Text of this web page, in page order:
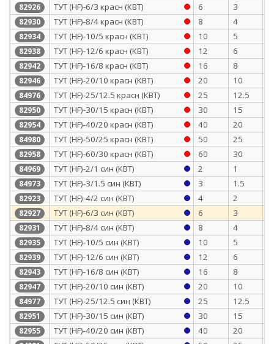
82926 ТУТ (HF)-6/3 красн (КВТ) 6 3
82930 ТУТ (HF)-8/4 красн (КВТ) 8 4
82934 ТУТ (HF)-10/5 красн (КВТ) 10 5
82938 ТУТ (HF)-12/6 красн (КВТ) 12 6
82942 ТУТ (HF)-16/8 красн (КВТ) 16 8
82946 ТУТ (HF)-20/10 красн (КВТ) 20 10
84976 ТУТ (HF)-25/12.5 красн (КВТ) 25 12.5
82950 ТУТ (HF)-30/15 красн (КВТ) 30 15
82954 ТУТ (HF)-40/20 красн (КВТ) 40 20
84980 ТУТ (HF)-50/25 красн (КВТ) 50 25
82958 ТУТ (HF)-60/30 красн (КВТ) 60 30
84969 ТУТ (HF)-2/1 син (КВТ) 2 1
84973 ТУТ (HF)-3/1.5 син (КВТ) 3 1.5
82923 ТУТ (HF)-4/2 син (КВТ) 4 2
82927 ТУТ (HF)-6/3 син (КВТ) 6 3
82931 ТУТ (HF)-8/4 син (КВТ) 8 4
82935 ТУТ (HF)-10/5 син (КВТ) 10 5
82939 ТУТ (HF)-12/6 син (КВТ) 12 6
82943 ТУТ (HF)-16/8 син (КВТ) 16 8
82947 ТУТ (HF)-20/10 син (КВТ) 20 10
84977 ТУТ (HF)-25/12.5 син (КВТ) 25 12.5
82951 ТУТ (HF)-30/15 син (КВТ) 30 15
82955 ТУТ (HF)-40/20 син (КВТ) 40 20